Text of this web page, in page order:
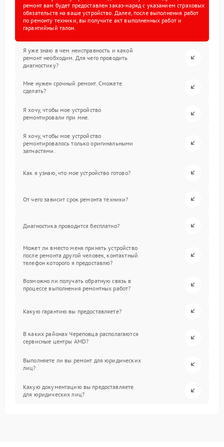
ремонт вам будет предоставлен заказ-наряд с указанием страховых
обязательств на ваше устройство. Далее, после выполнения работ
по ремонту техники, вы получите акт выполненных работ и
гарантийный талон.
Я уже знаю в чем неисправность и какой
ремонт необходим. Для чего проводить
диагностику?
Мне нужен срочный ремонт. Сможете
сделать?
Я хочу, чтобы мое устройство
ремонтировали при мне.
Я хочу, чтобы мое устройство
ремонтировалось только оригинальными
запчастями.
Как я узнаю, что мое устройство готово?
От чего зависит срок ремонта техники?
Диагностика проводится бесплатно?
Может ли вместо меня принять устройство
после ремонта другой человек, контактный
телефон которого я предоставлю?
Возможно ли получать обратную связь в
процессе выполнения ремонтных работ?
Какую гарантию вы предоставляете?
В каких районах Череповца располагаются
сервисные центры AMD?
Выполняете ли вы ремонт для юридических
лиц?
Какую документацию вы предоставляете
для юридических лиц?